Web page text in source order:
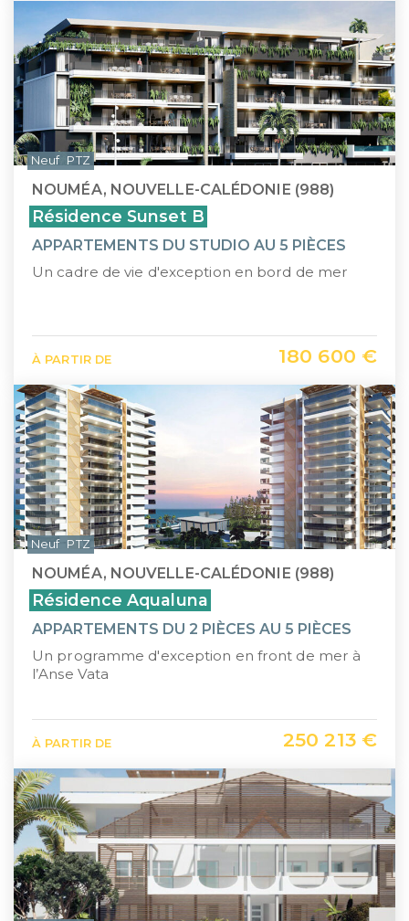
NOUMÉA, NOUVELLE-CALÉDONIE (988)
Résidence Sunset B
APPARTEMENTS DU STUDIO AU 5 PIÈCES
Un cadre de vie d'exception en bord de mer
À PARTIR DE 180 600 €
Neuf PTZ
NOUMÉA, NOUVELLE-CALÉDONIE (988)
Résidence Aqualuna
APPARTEMENTS DU 2 PIÈCES AU 5 PIÈCES
Un programme d'exception en front de mer à
l’Anse Vata
À PARTIR DE 250 213 €
Neuf PTZ